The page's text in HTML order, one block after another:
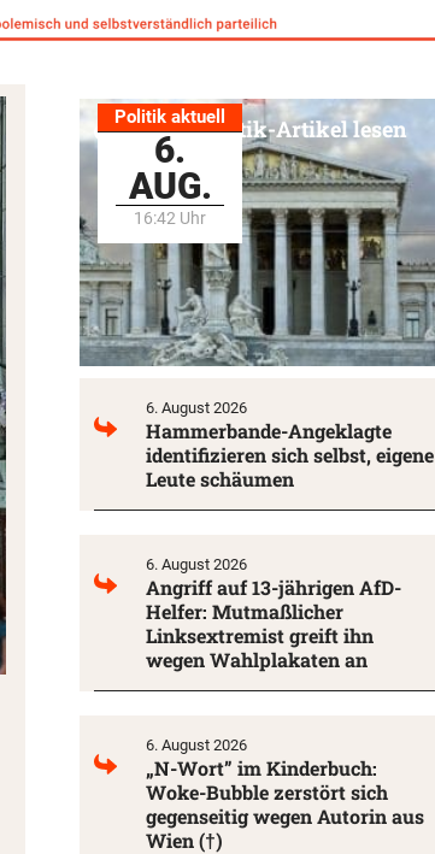
Politik aktuell
6.
AUG.
16:42 Uhr
Alle Politik-Artikel lesen
6. August 2026
Hammerbande-Angeklagte
identifizieren sich selbst, eigene
Leute schäumen
6. August 2026
Angriff auf 13-jährigen AfD-
Helfer: Mutmaßlicher
Linksextremist greift ihn
wegen Wahlplakaten an
6. August 2026
„N-Wort” im Kinderbuch:
Woke-Bubble zerstört sich
gegenseitig wegen Autorin aus
Wien (†)